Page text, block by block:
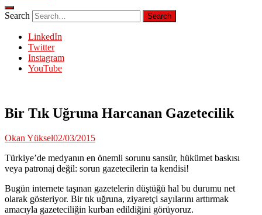
Search
LinkedIn
Twitter
Instagram
YouTube
Bir Tık Uğruna Harcanan Gazetecilik
Okan Yüksel02/03/2015
Türkiye’de medyanın en önemli sorunu sansür, hükümet baskısı
veya patronaj değil: sorun gazetecilerin ta kendisi!
Bugün internete taşınan gazetelerin düştüğü hal bu durumu net
olarak gösteriyor. Bir tık uğruna, ziyaretçi sayılarını arttırmak
amacıyla gazeteciliğin kurban edildiğini görüyoruz.